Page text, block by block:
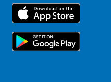
Trainers en begeleiders
Topsporters
Voor de pers